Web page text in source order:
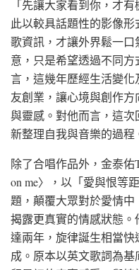
「先讓大家看到你，才
此以較具話題性的影像
歌資訊，才讓外界鬆一
意，只是希望透過不同
言，這幾年歷經生活變
友創業，讓心境與創作
與靈感。對他而言，這
新整理自我與音樂的過程
除了合唱作品外，金泰
on me〉，以「愛與恨等
題，顛覆大眾對於愛情中
揭露更真實的情感狀態。
達兩年，旋律誕生相當
成。原本以英文歌詞為